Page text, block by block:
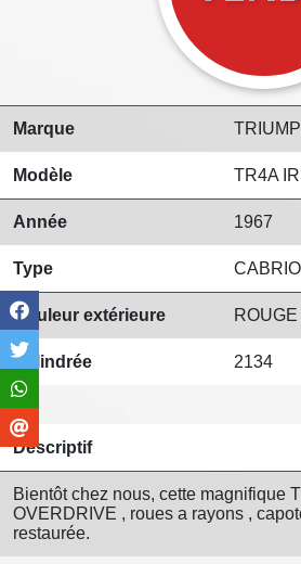
Marque
Modèle TR4A
Année 1967
Type
Couleur extérieure ROUGE
Cylindrée 2134
Descriptif
Bientôt chez nous, cette magnifique
OVERDRIVE , roues a rayons ,
restaurée.